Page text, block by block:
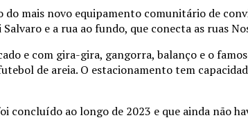
mais novo equipamento comunitário de
e a rua ao fundo, que conecta as ruas
e com gira-gira, gangorra, balanço e o
de areia. O estacionamento tem
ao longo de 2023 e que ainda não